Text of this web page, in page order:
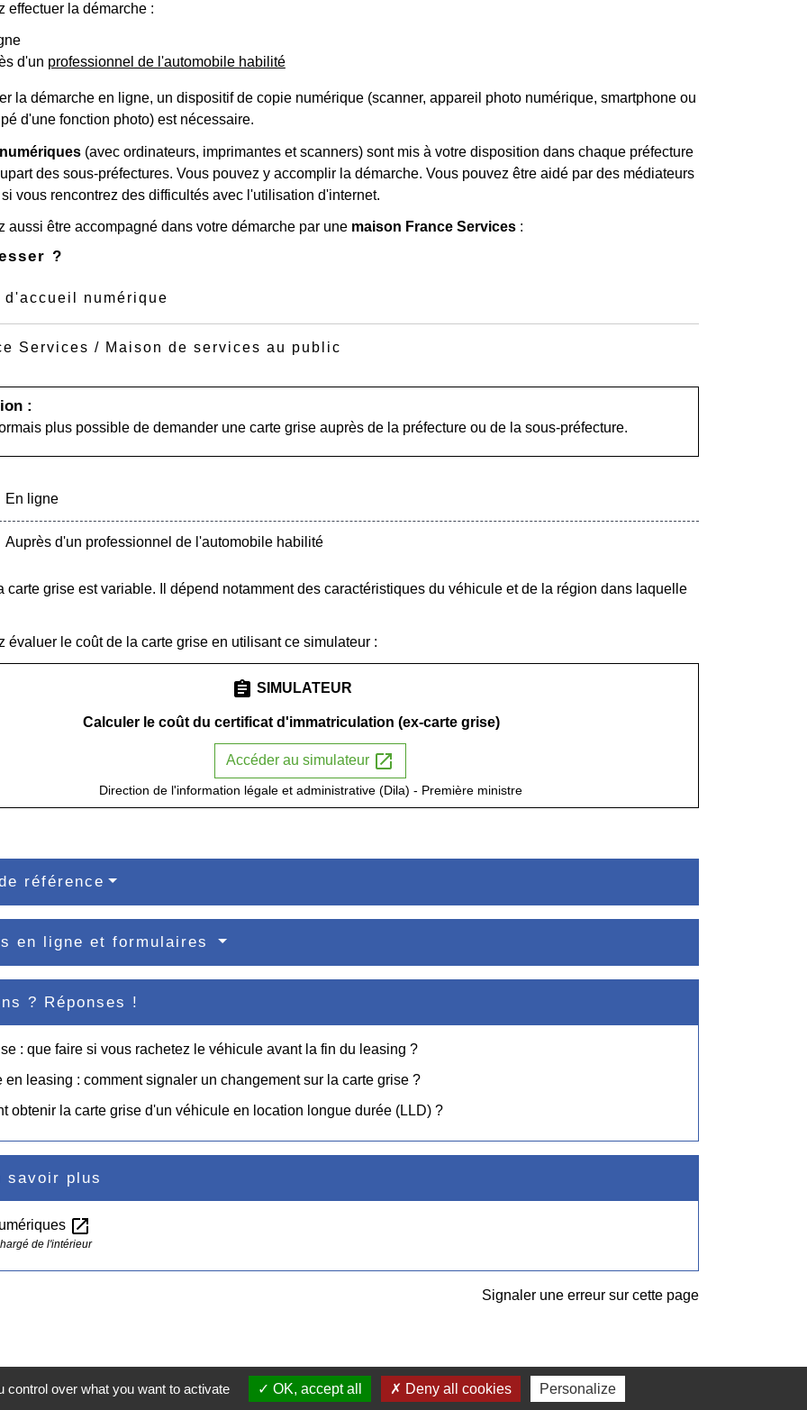
effectuer la démarche :
d'un professionnel de l'automobile habilité
la démarche en ligne, un dispositif de copie numérique (scanner, appareil photo numérique, smartphone ou
d'une fonction photo) est nécessaire.
(avec ordinateurs, imprimantes et scanners) sont mis à votre disposition dans chaque préfecture
des sous-préfectures. Vous pouvez y accomplir la démarche. Vous pouvez être aidé par des médiateurs
vous rencontrez des difficultés avec l'utilisation d'internet.
aussi être accompagné dans votre démarche par une maison France Services:
?
d'accueil numérique
Services / Maison de services au public
:
plus possible de demander une carte grise auprès de la préfecture ou de la sous-préfecture.
En ligne
Auprès d'un professionnel de l'automobile habilité
carte grise est variable. Il dépend notamment des caractéristiques du véhicule et de la région dans laquelle
évaluer le coût de la carte grise en utilisant ce simulateur :
assignment SIMULATEUR
Calculer le coût du certificat d'immatriculation (ex-carte grise)
Accéder au simulateur open_in_new
Direction de l'information légale et administrative (Dila) - Première ministre
référence
en ligne et formulaires
? Réponses !
: que faire si vous rachetez le véhicule avant la fin du leasing ?
en leasing : comment signaler un changement sur la carte grise ?
obtenir la carte grise d'un véhicule en location longue durée (LLD) ?
savoir plus
open_in_new
de l'intérieur
Signaler une erreur sur cette page
over what you want to activate OK, accept all Deny all cookies Personalize